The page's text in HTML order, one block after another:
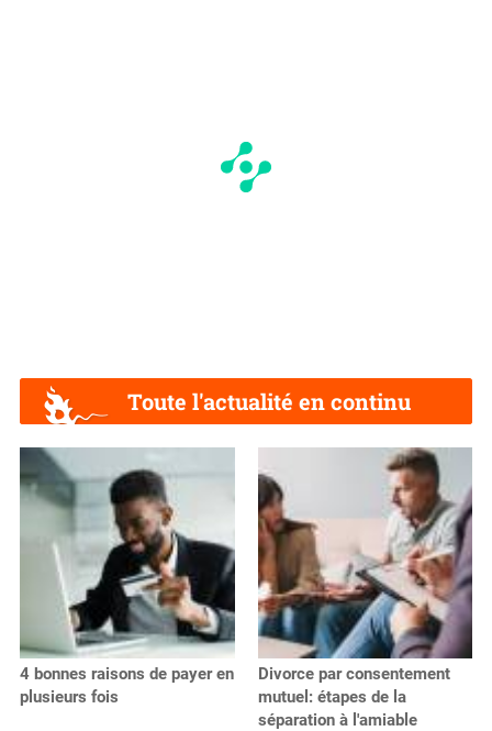
Toute l'actualité en continu
4 bonnes raisons de payer en
plusieurs fois
Divorce par consentement
mutuel: étapes de la
séparation à l'amiable